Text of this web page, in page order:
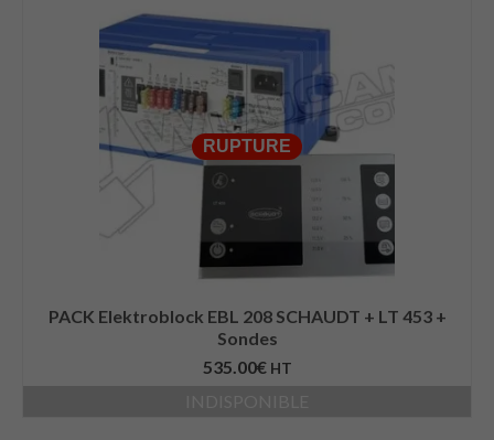
RUPTURE
PACK Elektroblock EBL 208 SCHAUDT + LT 453 +
Sondes
535.00€ HT